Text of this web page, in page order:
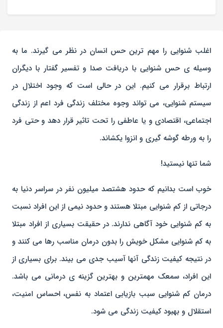
اغلب شنوایی را مهم ترین حس انسان در نظر می گیرند. ما به
وسیله ی حس شنوایی با دریافت صدا و تفسیر گفتار با دیگران
ارتباط برقرار می کنیم. این در حالی است که وجود اختلال در
سیستم شنوایی، می تواند وجوه مختلف زندگی فرد اعم از زندگی
اجتماعی، اقتصادی و یا عاطفی را تحت تاثیر قرار دهد و حتی فرد
را به ورطه گوشه گیری و انزوا یکشاند.
شما تنها نیستید!
خوب است بدانیم که حدود هشتصد میلیون نفر در سراسر دنیا به
درجاتی از کم شنوایی مبتلا هستند و حدود نیمی از این افراد نسبت
به کم شنوایی خود آگاهی ندارند. در حقیقت بسیاری از افراد مبتلا
به کم شنوایی مشکل خویش را بدون درمان مناسب رها می کنند و
در نتیجه کیفیت زندگی آنها آسیب جدی می بیند. برای بسیاری از
این افراد، سمعک مهمترین و بهترین گزینه ی درمانی می باشد.
درمان کم شنوایی سبب بازیابی اعتماد به نفس، احساس امنیت،
استقلال و بهبود کیفیت زندگی می شود.